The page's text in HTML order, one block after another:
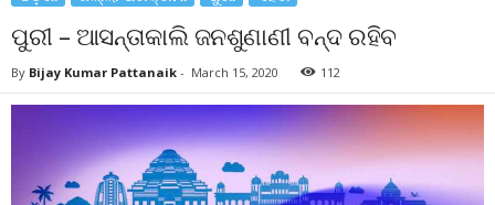
ପୁରୀ – ଆସନ୍ତାକାଲି ଜନଶୁଣାଣୀ ବନ୍ଦ ରହିବ
By Bijay Kumar Pattanaik - March 15, 2020 112